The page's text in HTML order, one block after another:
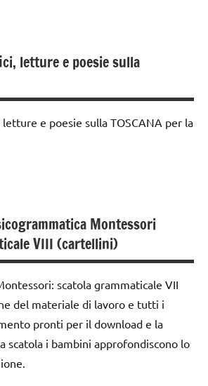
letture e poesie sulla
e poesie sulla TOSCANA per la
Montessori
VIII (cartellini)
scatola grammaticale VII
del materiale di lavoro e tutti i
pronti per il download e la
scatola i bambini approfondiscono lo